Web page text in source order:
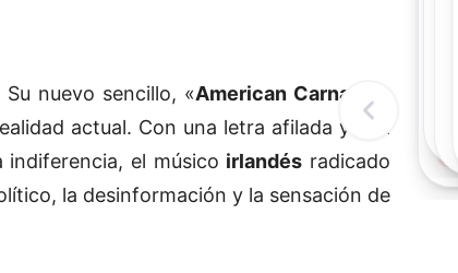
nuevo sencillo, «American Carnage
actual. Con una letra afilada y una
el músico irlandés radicado
la desinformación y la sensación de